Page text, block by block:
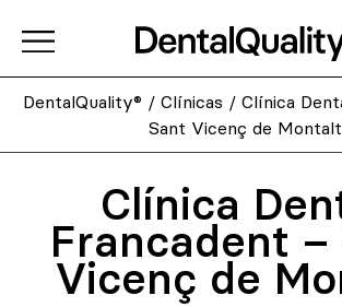
DentalQuality® / Clínicas / Clínica
Sant Vicenç de Montalt
Clínica
Francadent –
Vicenç de